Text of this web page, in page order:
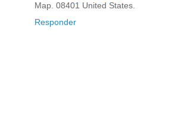
Map. 08401 United States.
Responder